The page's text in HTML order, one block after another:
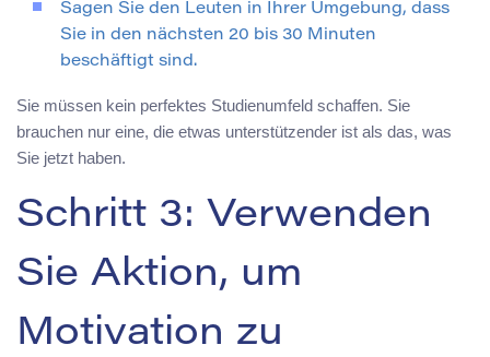
Sagen Sie den Leuten in Ihrer Umgebung, dass
Sie in den nächsten 20 bis 30 Minuten
beschäftigt sind.
Sie müssen kein perfektes Studienumfeld schaffen. Sie
brauchen nur eine, die etwas unterstützender ist als das, was
Sie jetzt haben.
Schritt 3: Verwenden
Sie Aktion, um
Motivation zu